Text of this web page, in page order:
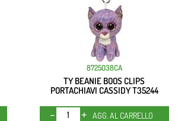
8725038CA
TY BEANIE BOOS CLIPS
PORTACHIAVI CASSIDY T35244
Quantità
AGG. AL CARRELLO